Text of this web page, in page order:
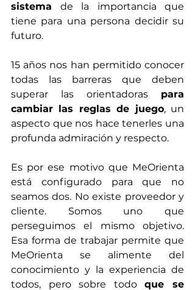
sistema de la importancia que
tiene para una persona decidir su
futuro.
15 años nos han permitido conocer
todas las barreras que deben
superar las orientadoras para
cambiar las reglas de juego, un
aspecto que nos hace tenerles una
profunda admiración y respecto.
Es por ese motivo que MeOrienta
está configurado para que no
seamos dos. No existe proveedor y
cliente. Somos uno que
perseguimos el mismo objetivo.
Esa forma de trabajar permite que
MeOrienta se alimente del
conocimiento y la experiencia de
todos, pero sobre todo que se